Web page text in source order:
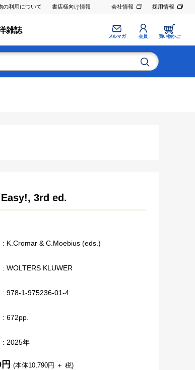
の利用について 書店様向け情報 会社情報 採用情報
雑誌
メルマガ 会員 買い物かご
3rd ed.
: K.Cromar & C.Moebius (eds.)
: WOLTERS KLUWER
: 978-1-975236-01-4
: 672pp.
: 2025年
(本体10,790円 ＋ 税)